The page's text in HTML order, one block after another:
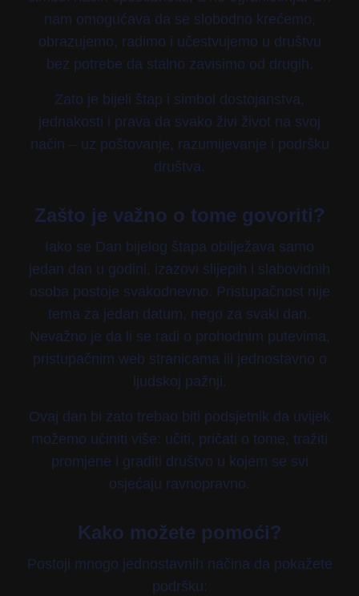
nam omogućava da se slobodno krećemo,
obrazujemo, radimo i učestvujemo u društvu
bez potrebe da stalno zavisimo od drugih.
Zato je bijeli štap i simbol dostojanstva,
jednakosti i prava da svako živi život na svoj
način – uz poštovanje, razumijevanje i podršku
društva.
Zašto je važno o tome govoriti?
Iako se Dan bijelog štapa obilježava samo
jedan dan u godini, izazovi slijepih i slabovidnih
osoba postoje svakodnevno. Pristupačnost nije
tema za jedan datum, nego za svaki dan.
Nevažno je da li se radi o prohodnim putevima,
pristupačnim web stranicama ili jednostavno o
ljudskoj pažnji.
Ovaj dan bi zato trebao biti podsjetnik da uvijek
možemo učiniti više: učiti, pričati o tome, tražiti
promjene i graditi društvo u kojem se svi
osjećaju ravnopravno.
Kako možete pomoći?
Postoji mnogo jednostavnih načina da pokažete
podršku: